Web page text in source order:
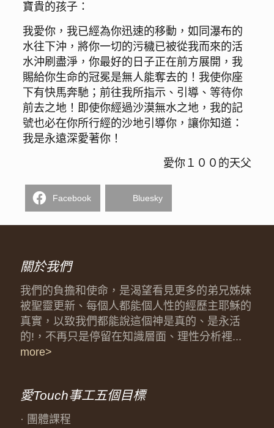
寶貴的孩子：
我愛你，我已經為你迅速的移動，如同瀑布的
水往下沖，將你一切的污穢已被從我而來的活
水沖刷盡淨，你最好的日子正在前方展開，我
賜給你生命的冠冕是無人能奪去的！我使你座
下有快馬奔馳；前往我所指示、引導、等待你
前去之地！即使你經過沙漠無水之地，我的記
號也必在你所行經的沙地引導你，讓你知道：
我是永遠深愛著你！
愛你１００的天父
Facebook Bluesky
關於我們
我們的負擔和使命，是渴望看見更多的弟兄姊妹
被聖靈更新、每個人都能個人性的經歷主耶穌的
真實，以致我們都能說這個神是真的、是永活
的!，不再只是停留在知識層面、理性分析裡...
more>
愛Touch事工五個目標
· 團體課程